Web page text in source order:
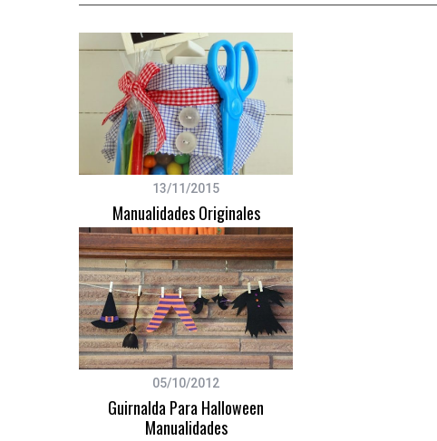
13/11/2015
Manualidades Originales
05/10/2012
Guirnalda Para Halloween
Manualidades
e
a
r
c
h
f
o
r
: